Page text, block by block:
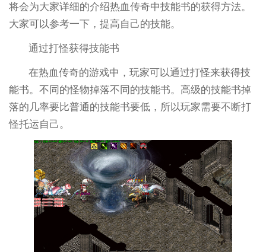
将会为大家详细的介绍热血传奇中技能书的获得方法。
大家可以参考一下，提高自己的技能。
通过打怪获得技能书
在热血传奇的游戏中，玩家可以通过打怪来获得技
能书。不同的怪物掉落不同的技能书。高级的技能书掉
落的几率要比普通的技能书要低，所以玩家需要不断打
怪托运自己。